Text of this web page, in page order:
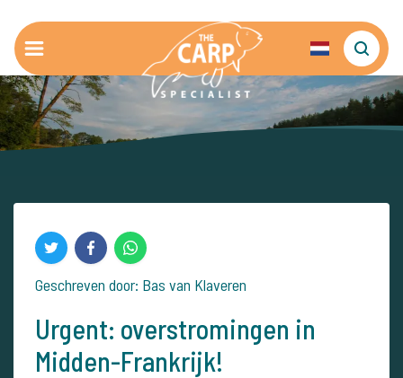
Geschreven door: Bas van Klaveren
Urgent: overstromingen in
Midden-Frankrijk!